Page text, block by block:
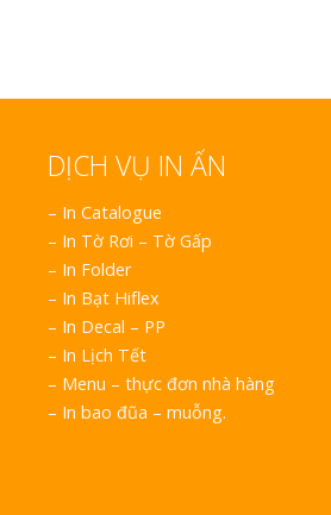
DỊCH VỤ IN ẤN
– In Catalogue
– In Tờ Rơi – Tờ Gấp
– In Folder
– In Bạt Hiflex
– In Decal – PP
– In Lịch Tết
– Menu – thực đơn nhà hàng
– In bao đũa – muỗng.